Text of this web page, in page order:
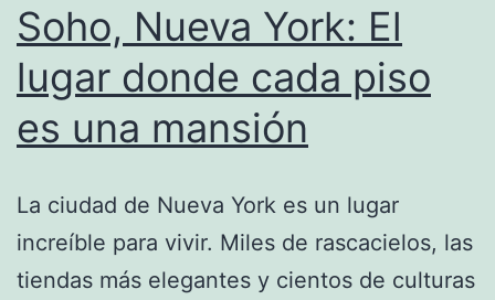
sido
premiado
Soho, Nueva York: El
lugar donde cada piso
es una mansión
La ciudad de Nueva York es un lugar
increíble para vivir. Miles de rascacielos, las
tiendas más elegantes y cientos de culturas